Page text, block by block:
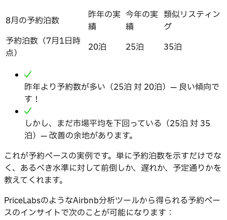
8月の予約泊数
昨年の実
績
今年の実
績
類似リスティン
グ
予約泊数（7月1日時
点）
20泊 25泊 35泊
昨年より予約数が多い（25泊 対 20泊）— 良い傾向で
す！
しかし、まだ市場平均を下回っている（25泊 対 35
泊）— 改善の余地があります。
これが予約ペースの実例です。単に予約泊数を示すだけでな
く、あるべき水準に対して前倒しか、遅れか、予定通りかを
教えてくれます。
PriceLabsのようなAirbnb分析ツールから得られる予約ペー
スのインサイトで次のことが可能になります：